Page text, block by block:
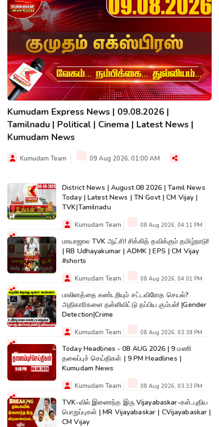
Kumudam Express News | 09.08.2026 |
Tamilnadu | Political | Cinema | Latest News |
Kumudam News
Kumudam Team 09 Aug 2026, 01:00 AM
District News | August 08 2026 | Tamil News
Today | Latest News | TN Govt | CM Vijay |
TVK|Tamilnadu
Kumudam Team 08 Aug 2026, 04:11 PM
மாயாஜால TVK ஆட்சி! சிக்கித் தவிக்கும் தமிழ்நாடு!
| RB Udhayakumar | ADMK | EPS | CM Vijay
#shorts
Kumudam Team 08 Aug 2026, 04:01 PM
பாலினத்தை கண்டறியும் சட்டவிரோத செயல்?
அதிகாரிகளை தள்ளிவிட்டு தப்பிய கும்பல்! |Gender
Detection|Crime
Kumudam Team 08 Aug 2026, 03:39 PM
Today Headlines - 08 AUG 2026 | 9 மணி
தலைப்புச் செய்திகள் | 9 PM Headlines |
Kumudam News
Kumudam Team 08 Aug 2026, 03:33 PM
TVK-வில் இணைந்த இரு Vijayabaskar-கள்..புதிய
பொறுப்புகள் | MR Vijayabaskar | CVijayabaskar |
CM Vijay